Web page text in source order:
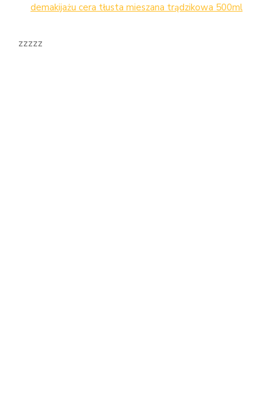
demakijażu cera tłusta mieszana trądzikowa 500ml
zzzzz